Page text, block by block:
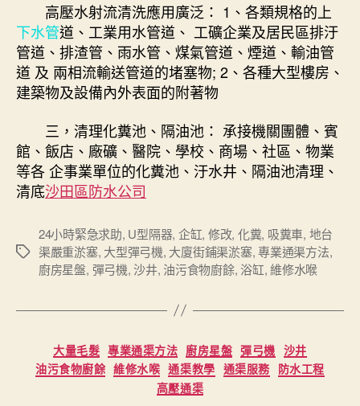
高壓水射流清洗應用廣泛： 1、各類規格的上
下水管道、工業用水管道、 工礦企業及居民區排汙
管道、排渣管、雨水管、煤氣管道、煙道、輸油管
道 及 兩相流輸送管道的堵塞物; 2、各種大型樓房、
建築物及設備內外表面的附著物
三，清理化糞池、隔油池： 承接機關團體、賓
館、飯店、廠礦、醫院、學校、商場、社區、物業
等各 企事業單位的化糞池、汙水井、隔油池清理、
清底沙田區防水公司
Tags
24小時緊急求助, U型隔器, 企缸, 修改, 化糞, 吸糞車, 地台
渠嚴重淤塞, 大型彈弓機, 大廈街鋪渠淤塞,專業通渠方法,
廚房星盤, 彈弓機,沙井, 油污食物廚餘, 浴缸,維修水喉
Categories
大量毛髮 專業通渠方法 廚房星盤 彈弓機 沙井
油污食物廚餘 維修水喉 通渠教學 通渠服務 防水工程
高壓通渠